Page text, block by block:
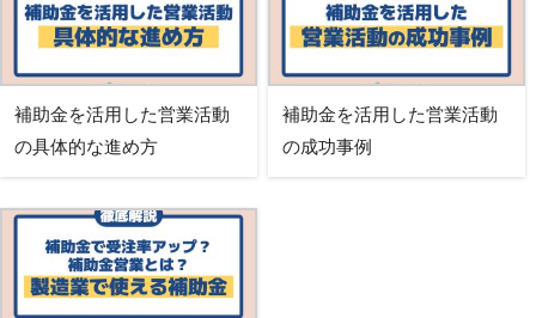
補助金を活用した営業活動
の具体的な進め方
補助金を活用した営業活動
の成功事例